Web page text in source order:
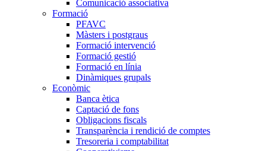
Comunicació associativa
Formació
PFAVC
Màsters i postgraus
Formació intervenció
Formació gestió
Formació en línia
Dinàmiques grupals
Econòmic
Banca ètica
Captació de fons
Obligacions fiscals
Transparència i rendició de comptes
Tresoreria i comptabilitat